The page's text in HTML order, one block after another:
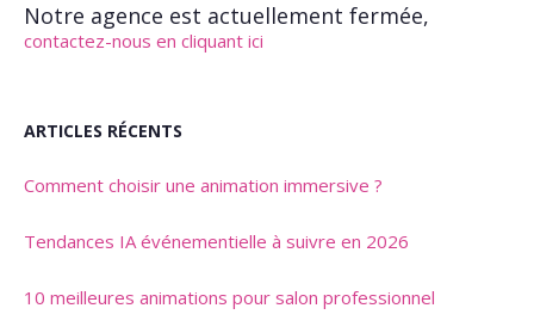
Notre agence est actuellement fermée,
contactez-nous en cliquant ici
ARTICLES RÉCENTS
Comment choisir une animation immersive ?
Tendances IA événementielle à suivre en 2026
10 meilleures animations pour salon professionnel